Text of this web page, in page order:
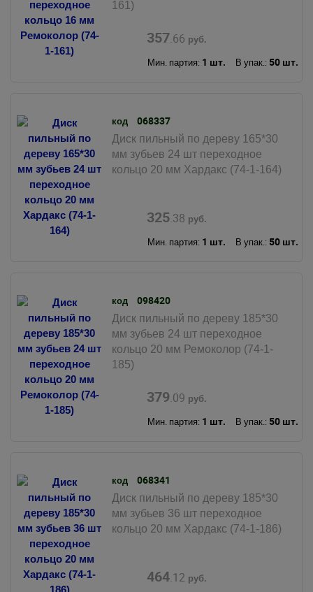
161)
357.66 руб.
Мин. партия: 1 шт. В упак.: 50 шт.
код 068337
Диск пильный по дереву 165*30
мм зубьев 24 шт переходное
кольцо 20 мм Хардакс (74-1-164)
325.38 руб.
Мин. партия: 1 шт. В упак.: 50 шт.
код 098420
Диск пильный по дереву 185*30
мм зубьев 24 шт переходное
кольцо 20 мм Ремоколор (74-1-
185)
379.09 руб.
Мин. партия: 1 шт. В упак.: 50 шт.
код 068341
Диск пильный по дереву 185*30
мм зубьев 36 шт переходное
кольцо 20 мм Хардакс (74-1-186)
464.12 руб.